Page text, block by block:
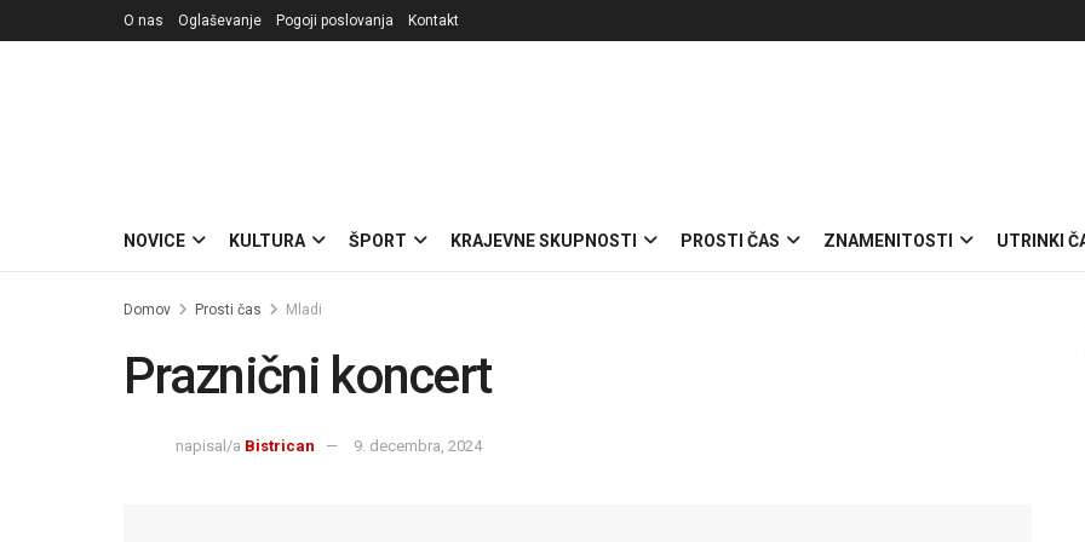
O nas Oglaševanje Pogoji poslovanja Kontakt
NOVICE KULTURA ŠPORT KRAJEVNE SKUPNOSTI PROSTI ČAS ZNAMENITOSTI UTRINKI
Domov Prosti čas Mladi
Praznični koncert
napisal/a Bistrican 9. decembra, 2024